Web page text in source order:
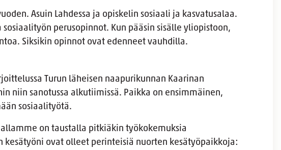
Asuin Lahdessa ja opiskelin sosiaali ja kasvatusalaa.
sosiaalityön perusopinnot. Kun pääsin sisälle yliopistoon,
Siksikin opinnot ovat edenneet vauhdilla.
Turun läheisen naapurikunnan Kaarinan
niin sanotussa alkutiimissä. Paikka on ensimmäinen,
sosiaalityötä.
on taustalla pitkiäkin työkokemuksia
kesätyöni ovat olleet perinteisiä nuorten kesätyöpaikkoja: